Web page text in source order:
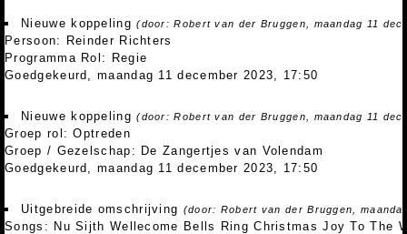
Nieuwe koppeling(door: Robert van der Bruggen, maandag 11
Persoon: Reinder Richters
Programma Rol: Regie
Goedgekeurd, maandag 11 december 2023, 17:50
Nieuwe koppeling(door: Robert van der Bruggen, maandag 11
Groep rol: Optreden
Groep / Gezelschap: De Zangertjes van Volendam
Goedgekeurd, maandag 11 december 2023, 17:50
Uitgebreide omschrijving (door: Robert van der Bruggen,
Songs: Nu Sijth Wellecome Bells Ring Christmas Joy To The